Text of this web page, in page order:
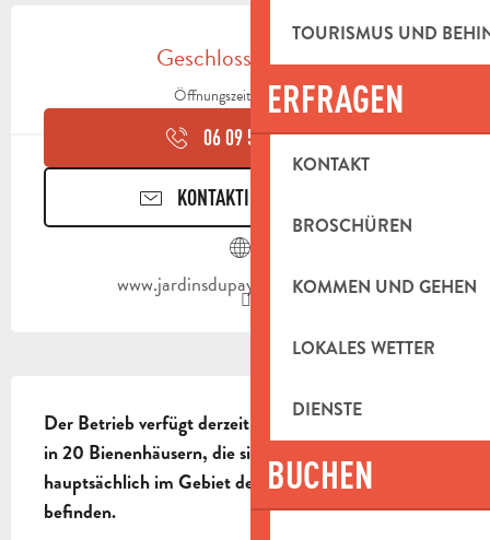
TOURISMUS UND
ERFRAGEN
KONTAKT
BROSCHÜREN
KOMMEN UND GEHEN
LOKALES WETTER
DIENSTE
BUCHEN
ÖFFNUNGSZEITEN &
Geschlossen heute
Öffnungszeiten ansehen
06 09 55 11▒▒
KONTAKTIEREN SIE UNS
www.jardinsdupaysdaubagne.com
Der Betrieb verfügt derzeit über 500 Bienenstöcke
in 20 Bienenhäusern, die sich an Standorten
hauptsächlich im Gebiet des Pays d'Aubagne
befinden.